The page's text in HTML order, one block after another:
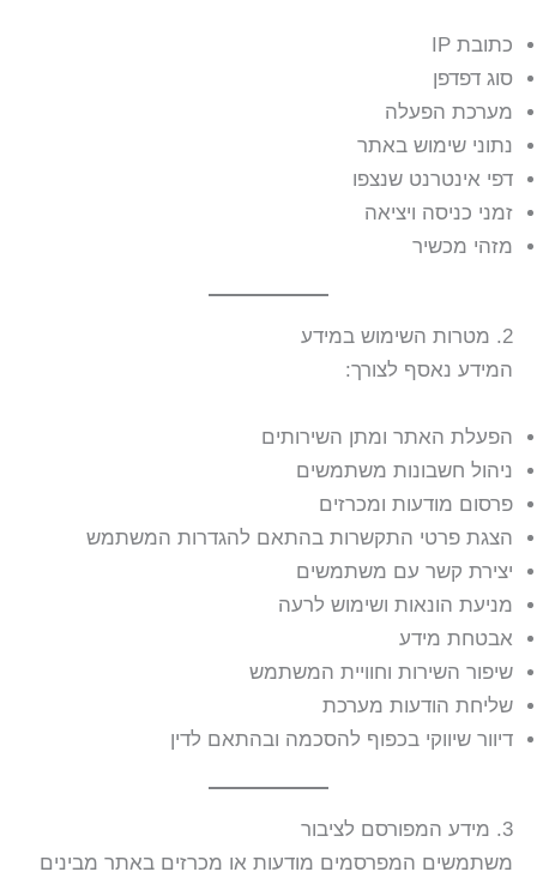
כתובת IP
סוג דפדפן
מערכת הפעלה
נתוני שימוש באתר
דפי אינטרנט שנצפו
זמני כניסה ויציאה
מזהי מכשיר
2. מטרות השימוש במידע
המידע נאסף לצורך:
הפעלת האתר ומתן השירותים
ניהול חשבונות משתמשים
פרסום מודעות ומכרזים
הצגת פרטי התקשרות בהתאם להגדרות המשתמש
יצירת קשר עם משתמשים
מניעת הונאות ושימוש לרעה
אבטחת מידע
שיפור השירות וחוויית המשתמש
שליחת הודעות מערכת
דיוור שיווקי בכפוף להסכמה ובהתאם לדין
3. מידע המפורסם לציבור
משתמשים המפרסמים מודעות או מכרזים באתר מבינים